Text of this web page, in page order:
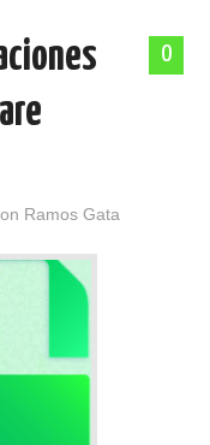
0
Ramos Gata